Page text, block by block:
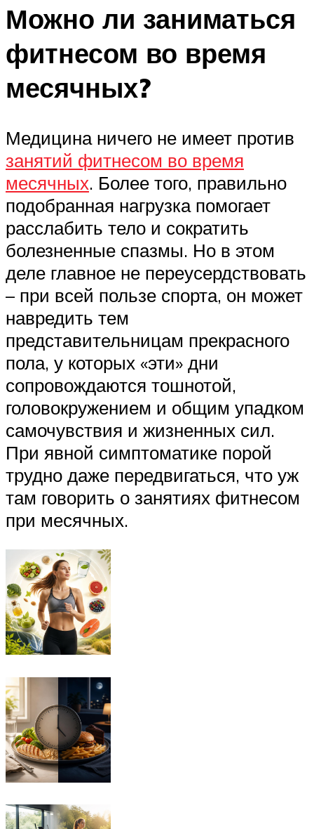
Можно ли заниматься
фитнесом во время
месячных?
Медицина ничего не имеет против
занятий фитнесом во время
месячных. Более того, правильно
подобранная нагрузка помогает
расслабить тело и сократить
болезненные спазмы. Но в этом
деле главное не переусердствовать
– при всей пользе спорта, он может
навредить тем
представительницам прекрасного
пола, у которых «эти» дни
сопровождаются тошнотой,
головокружением и общим упадком
самочувствия и жизненных сил.
При явной симптоматике порой
трудно даже передвигаться, что уж
там говорить о занятиях фитнесом
при месячных.